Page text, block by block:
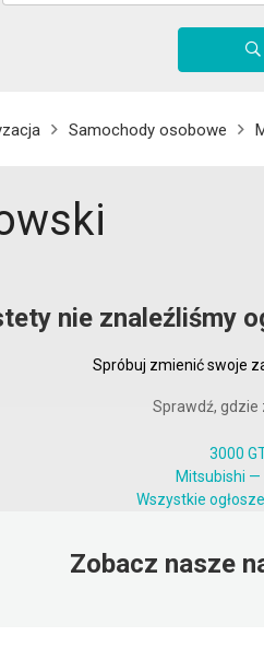
Samochody osobowe
nie znaleźliśmy
Spróbuj zmienić swoje
Sprawdź,
3000
Mitsubishi
Wszystkie
Zobacz nasze